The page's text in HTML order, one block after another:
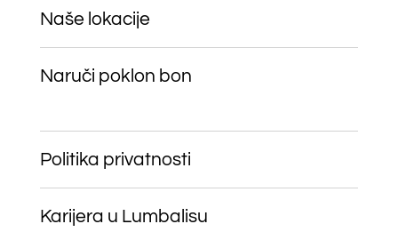
Naše lokacije
Naruči poklon bon
Politika privatnosti
Karijera u Lumbalisu